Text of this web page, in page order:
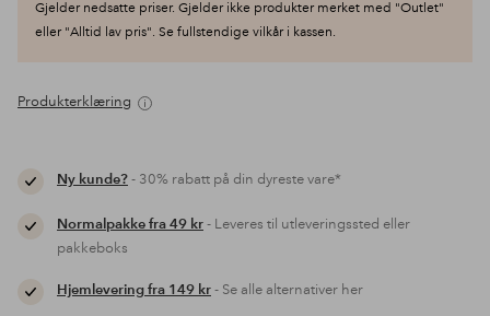
Gjelder nedsatte priser. Gjelder ikke produkter merket med "Outlet"
eller "Alltid lav pris". Se fullstendige vilkår i kassen.
Produkterklæring
Ny kunde?- 30% rabatt på din dyreste vare*
Normalpakke fra 49 kr- Leveres til utleveringssted eller
pakkeboks
Hjemlevering fra 149 kr- Se alle alternativer her